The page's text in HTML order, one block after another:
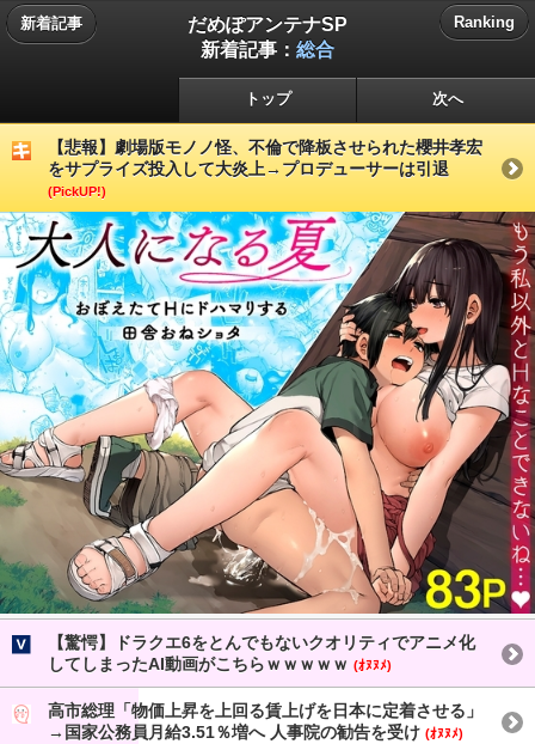
新着記事
だめぽアンテナSP
新着記事： 総合
Ranking
トップ 次へ
【悲報】劇場版モノノ怪、不倫で降板させられた櫻井孝宏
をサプライズ投入して大炎上→プロデューサーは引退
(PickUP!)
【驚愕】ドラクエ6をとんでもないクオリティでアニメ化
してしまったAI動画がこちらｗｗｗｗｗ (ｵﾇﾇﾒ)
高市総理「物価上昇を上回る賃上げを日本に定着させる」
→国家公務員月給3.51％増へ 人事院の勧告を受け (ｵﾇﾇﾒ)